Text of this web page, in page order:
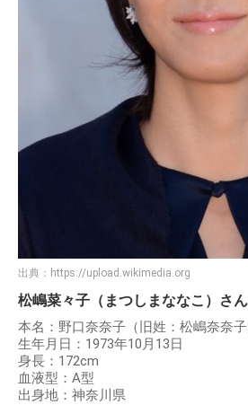
出典： https://upload.wikimedia.org
松嶋菜々子（まつしまななこ）さん
本名：野口奈奈子（旧姓：松嶋奈奈子
生年月日：1973年10月13日
身長：172cm
血液型：A型
出身地：神奈川県